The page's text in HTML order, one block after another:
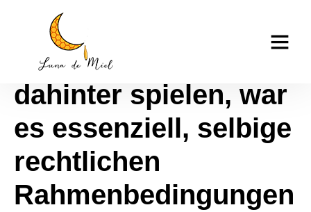
Doch damit gewiss
weiters entspannt
dahinter spielen, war
es essenziell, selbige
rechtlichen
Rahmenbedingungen